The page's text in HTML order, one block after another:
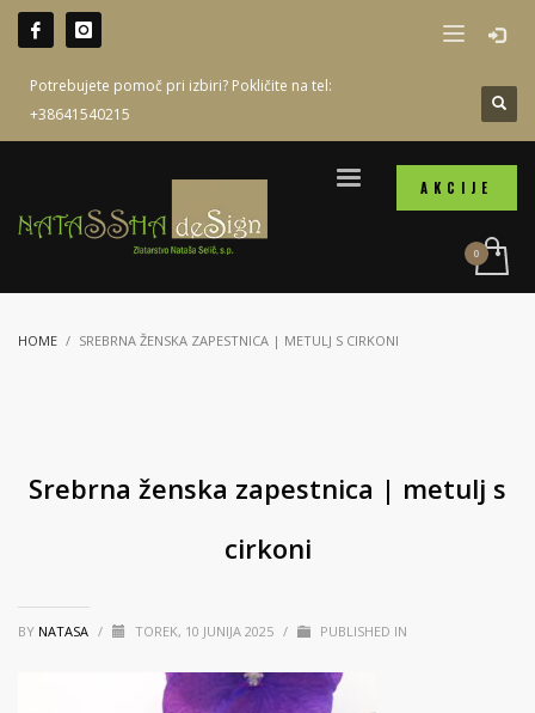
Potrebujete pomoč pri izbiri? Pokličite na tel:
+38641540215
AKCIJE
HOME SREBRNA ŽENSKA ZAPESTNICA | METULJ S CIRKONI
Srebrna ženska zapestnica | metulj s
cirkoni
BY NATASA / TOREK, 10 JUNIJA 2025 / PUBLISHED IN